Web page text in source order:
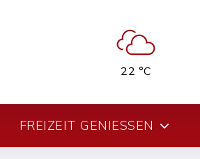
22 °C
FREIZEIT GENIESSEN